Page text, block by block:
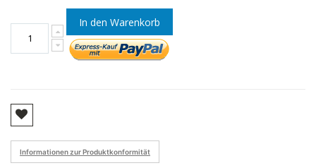
In den Warenkorb
Informationen zur Produktkonformität